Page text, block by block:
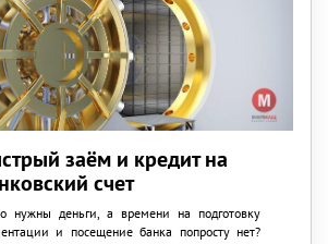
заём и кредит на
счет
нужны деньги, а времени на подготовку
и посещение банка попросту нет?